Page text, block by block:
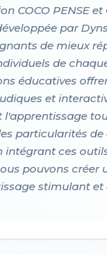
COCO PENSE et
par
de mieux
de
éducatives
et
l'apprentissage
particularités de
intégrant ces
pouvons créer
stimulant et